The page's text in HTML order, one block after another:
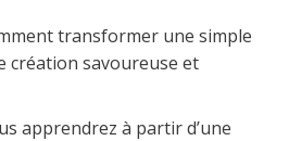
transformer une simple
création savoureuse et
apprendrez à partir d’une